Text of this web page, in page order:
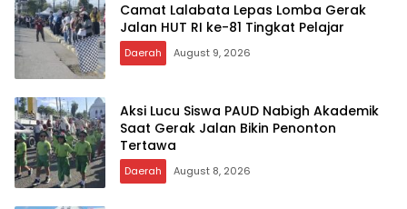
Camat Lalabata Lepas Lomba Gerak
Jalan HUT RI ke-81 Tingkat Pelajar
Daerah August 9, 2026
Aksi Lucu Siswa PAUD Nabigh Akademik
Saat Gerak Jalan Bikin Penonton
Tertawa
Daerah August 8, 2026